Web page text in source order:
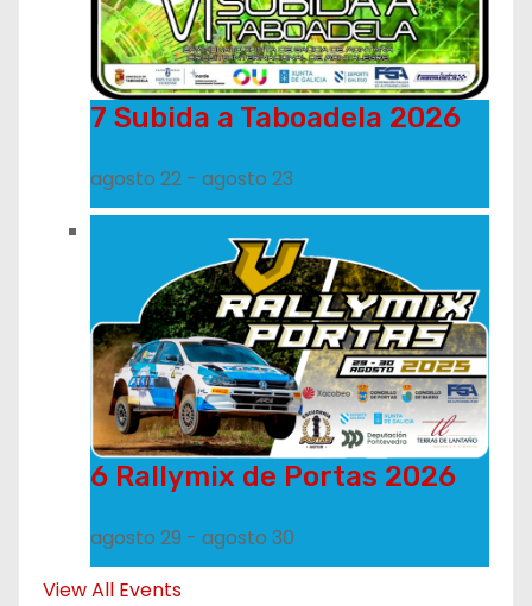
7 Subida a Taboadela 2026
agosto 22 - agosto 23
6 Rallymix de Portas 2026
agosto 29 - agosto 30
View All Events